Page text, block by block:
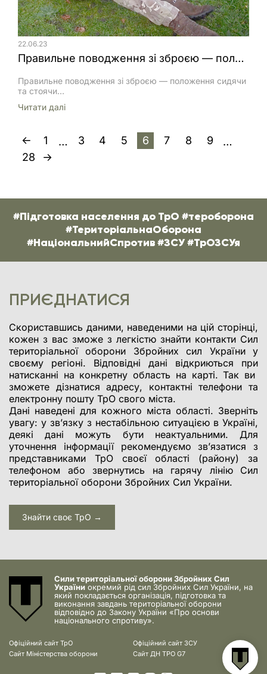
22.06.23
Правильне поводження зі зброєю — положення сидячи та стоячи
Правильне поводження зі зброєю — положення сидячи
та стоячи
Читати далi
1 … 3 4 5 6 7 8 9
…
28
#Підготовка населення до ТрО #тероборона
#ТериторіальнаОборона
#НаціональнийСпротив #ЗСУ #ТрОЗСУя
ПРИЄДНАТИСЯ
Скориставшись даними, наведеними на цій сторінці,
кожен з вас зможе з легкістю знайти контакти Сил
територіальної оборони Збройних сил України у
своєму регіоні. Відповідні дані відкриються при
натисканні на конкретну область на карті. Так ви
зможете дізнатися адресу, контактні телефони та
електронну пошту ТрО свого міста.
Дані наведені для кожного міста області. Зверніть
увагу: у зв’язку з нестабільною ситуацією в Україні,
деякі дані можуть бути неактуальними. Для
уточнення інформації рекомендуємо зв’язатися з
представниками ТрО своєї області (району) за
телефоном або звернутись на гарячу лінію Сил
територіальної оборони Збройних Сил України.
Знайти своє ТрО →
Сили територіальної оборони Збройних Сил
Україниокремий рід сил Збройних Сил України, на
який покладається організація, підготовка та
виконання завдань територіальної оборони
відповідно до Закону України «Про основи
національного спротиву».
Офіційний сайт ТрО
Офіційний сайт ЗСУ
Сайт Міністерства оборони
Сайт ДН ТРО G7